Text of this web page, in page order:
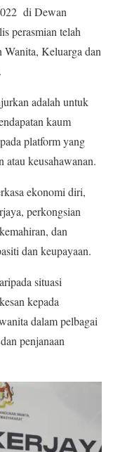
di Dewan
perasmian telah
Wanita, Keluarga dan
adalah untuk
kaum
platform yang
atau keusahawanan.
ekonomi diri,
perkongsian
dan
dan keupayaan.
situasi
kepada
dalam pelbagai
penjanaan